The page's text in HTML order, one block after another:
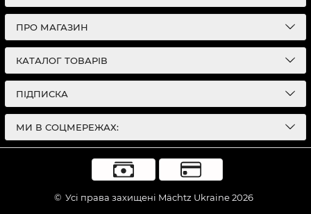
ПРО МАГАЗИН
КАТАЛОГ ТОВАРІВ
ПІДПИСКА
МИ В СОЦМЕРЕЖАХ:
© Усі права захищені Mächtz Ukraine 2026